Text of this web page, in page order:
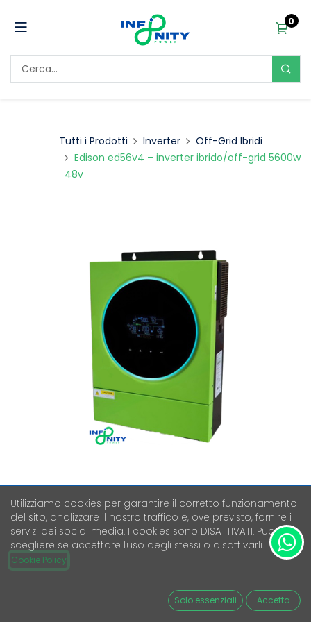
0
Tutti i Prodotti Inverter
Off-Grid Ibridi
Edison ed56v4 – inverter ibrido/off-grid 5600w
48v
EDISON ED56V4 – INVERTER
IBRIDO/OFF-GRID 5600W 48V
580,00€
Utilizziamo cookies per garantire il corretto funzionamento
del sito, analizzare il nostro traffico e, ove previsto, fornire i
servizi dei social media. I cookies sono DISATTIVATI. Puoi
scegliere se accettare l'uso degli stessi o disattivarli.
Cookie Policy
Solo essenziali Accetta